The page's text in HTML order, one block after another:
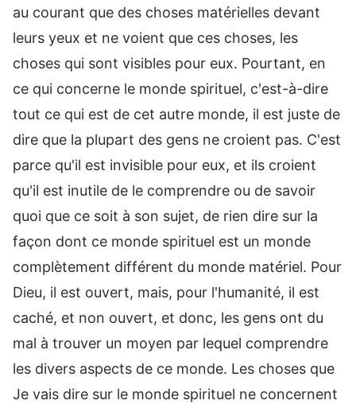
au courant que des choses matérielles devant
leurs yeux et ne voient que ces choses, les
choses qui sont visibles pour eux. Pourtant, en
ce qui concerne le monde spirituel, c'est-à-dire
tout ce qui est de cet autre monde, il est juste de
dire que la plupart des gens ne croient pas. C'est
parce qu'il est invisible pour eux, et ils croient
qu'il est inutile de le comprendre ou de savoir
quoi que ce soit à son sujet, de rien dire sur la
façon dont ce monde spirituel est un monde
complètement différent du monde matériel. Pour
Dieu, il est ouvert, mais, pour l'humanité, il est
caché, et non ouvert, et donc, les gens ont du
mal à trouver un moyen par lequel comprendre
les divers aspects de ce monde. Les choses que
Je vais dire sur le monde spirituel ne concernent